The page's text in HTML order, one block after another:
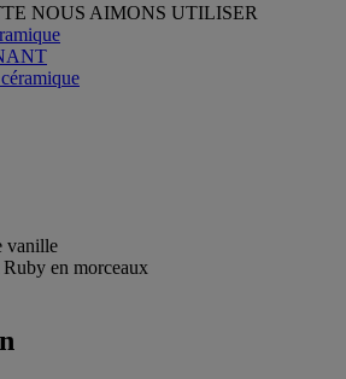
NOUS AIMONS UTILISER
vanille
en morceaux